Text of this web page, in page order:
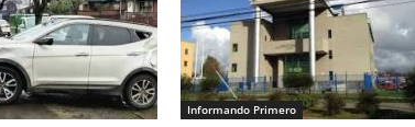
Informando Primero